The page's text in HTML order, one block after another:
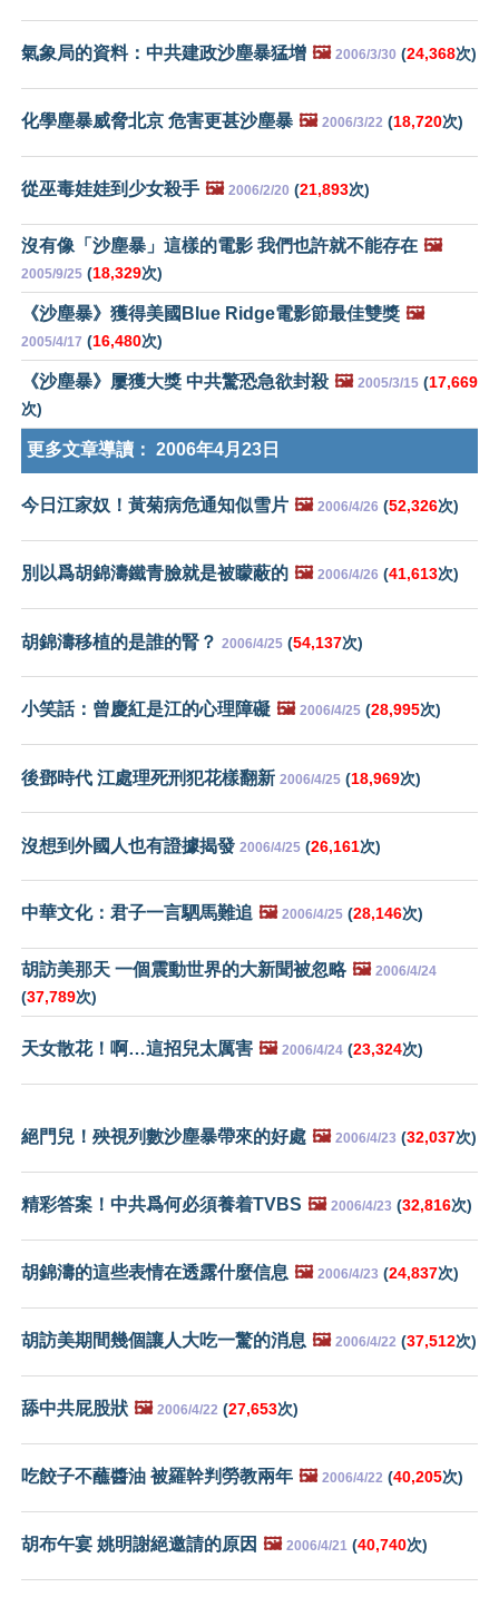
氣象局的資料：中共建政沙塵暴猛增 🖼️ 2006/3/30 (24,368次)
化學塵暴威脅北京 危害更甚沙塵暴 🖼️ 2006/3/22 (18,720次)
從巫毒娃娃到少女殺手 🖼️ 2006/2/20 (21,893次)
沒有像「沙塵暴」這樣的電影 我們也許就不能存在 🖼️
2005/9/25 (18,329次)
《沙塵暴》獲得美國Blue Ridge電影節最佳雙獎 🖼️
2005/4/17 (16,480次)
《沙塵暴》屢獲大獎 中共驚恐急欲封殺 🖼️ 2005/3/15 (17,669
次)
更多文章導讀： 2006年4月23日
今日江家奴！黃菊病危通知似雪片 🖼️ 2006/4/26 (52,326次)
別以爲胡錦濤鐵青臉就是被矇蔽的 🖼️ 2006/4/26 (41,613次)
胡錦濤移植的是誰的腎？ 2006/4/25 (54,137次)
小笑話：曾慶紅是江的心理障礙 🖼️ 2006/4/25 (28,995次)
後鄧時代 江處理死刑犯花樣翻新 2006/4/25 (18,969次)
沒想到外國人也有證據揭發 2006/4/25 (26,161次)
中華文化：君子一言駟馬難追 🖼️ 2006/4/25 (28,146次)
胡訪美那天 一個震動世界的大新聞被忽略 🖼️ 2006/4/24
(37,789次)
天女散花！啊…這招兒太厲害 🖼️ 2006/4/24 (23,324次)
絕門兒！殃視列數沙塵暴帶來的好處 🖼️ 2006/4/23 (32,037次)
精彩答案！中共爲何必須養着TVBS 🖼️ 2006/4/23 (32,816次)
胡錦濤的這些表情在透露什麼信息 🖼️ 2006/4/23 (24,837次)
胡訪美期間幾個讓人大吃一驚的消息 🖼️ 2006/4/22 (37,512次)
舔中共屁股狀 🖼️ 2006/4/22 (27,653次)
吃餃子不蘸醬油 被羅幹判勞教兩年 🖼️ 2006/4/22 (40,205次)
胡布午宴 姚明謝絕邀請的原因 🖼️ 2006/4/21 (40,740次)